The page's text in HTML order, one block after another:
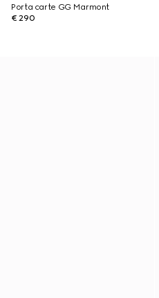
Porta carte GG Marmont
€ 290